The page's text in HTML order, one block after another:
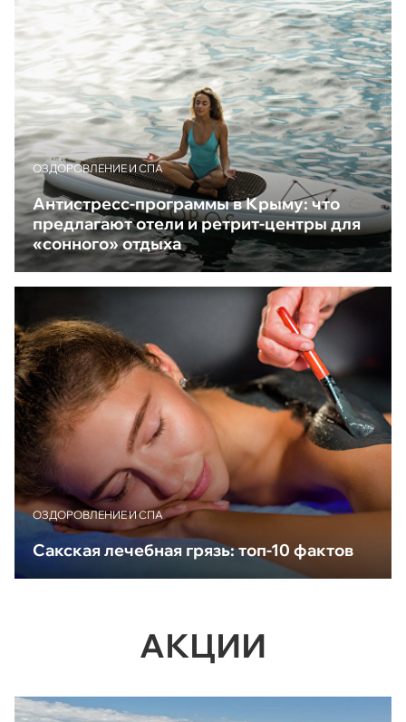
ОЗДОРОВЛЕНИЕ И СПА
Антистресс-программы в Крыму: что
предлагают отели и ретрит-центры для
«сонного» отдыха
ОЗДОРОВЛЕНИЕ И СПА
Сакская лечебная грязь: топ-10 фактов
АКЦИИ